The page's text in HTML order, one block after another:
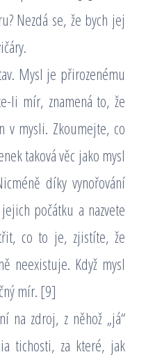
Nezdá se, že bych jej
Mysl je přirozenému
li mír, znamená to, že
v mysli. Zkoumejte, co
taková věc jako mysl
díky vynořování
počátku a nazvete
co to je, zjistíte, že
neexistuje. Když mysl
mír. [9]
na zdroj, z něhož „já“
tichosti, za které, jak